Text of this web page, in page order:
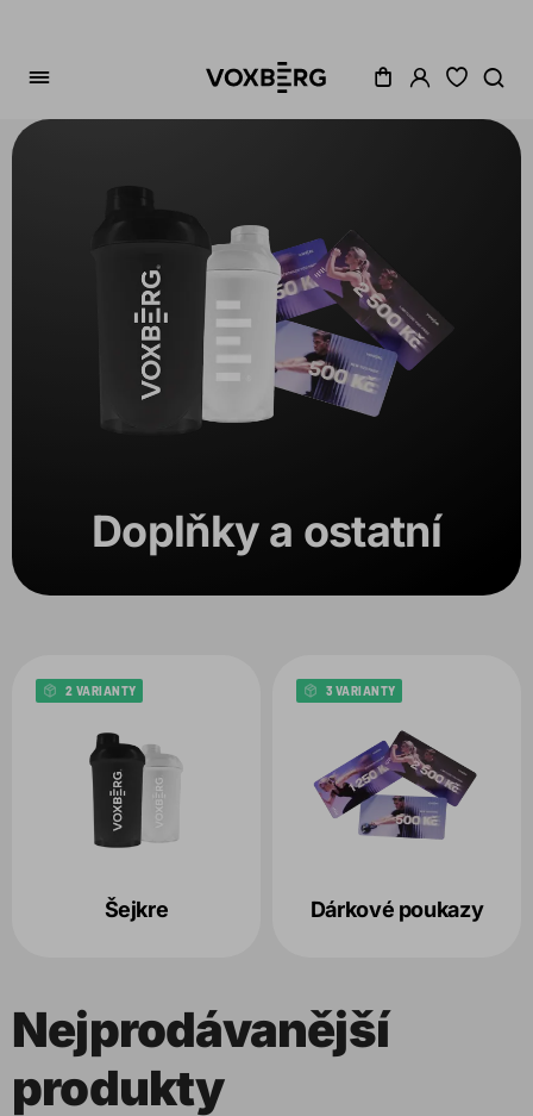
Doplňky a ostatní
Šejkre
2 VARIANTY
Dárkové poukazy
3 VARIANTY
Nejprodávanější
produkty